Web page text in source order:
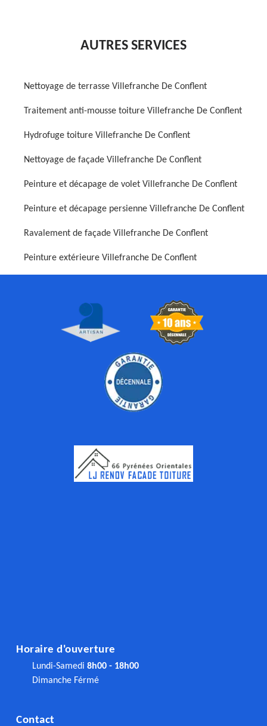
AUTRES SERVICES
Nettoyage de terrasse Villefranche De Conflent
Traitement anti-mousse toiture Villefranche De Conflent
Hydrofuge toiture Villefranche De Conflent
Nettoyage de façade Villefranche De Conflent
Peinture et décapage de volet Villefranche De Conflent
Peinture et décapage persienne Villefranche De Conflent
Ravalement de façade Villefranche De Conflent
Peinture extérieure Villefranche De Conflent
Horaire d'ouverture
Lundi-Samedi 8h00 - 18h00
Dimanche Férmé
Contact